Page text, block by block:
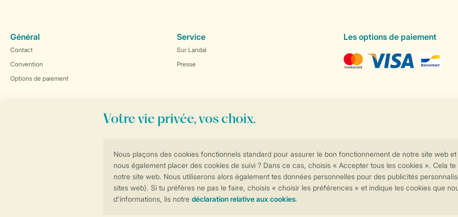
Contrôle de votre vie privée
Général
Contact
Convention
Options de paiement
Service
Sur Landal
Presse
Les options de paiement